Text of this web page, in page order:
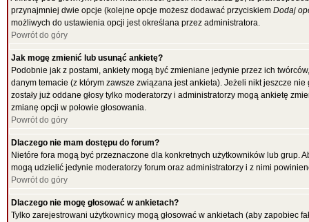
przynajmniej dwie opcje (kolejne opcje możesz dodawać przyciskiem Dodaj
możliwych do ustawienia opcji jest określana przez administratora.
Powrót do góry
Jak mogę zmienić lub usunąć ankietę?
Podobnie jak z postami, ankiety mogą być zmieniane jedynie przez ich
danym temacie (z którym zawsze związana jest ankieta). Jeżeli nikt jeszcze
zostały już oddane głosy tylko moderatorzy i administratorzy mogą ankietę
zmianę opcji w połowie głosowania.
Powrót do góry
Dlaczego nie mam dostępu do forum?
Nietóre fora mogą być przeznaczone dla konkretnych użytkowników lub grup.
mogą udzielić jedynie moderatorzy forum oraz administratorzy i z nimi
Powrót do góry
Dlaczego nie mogę głosować w ankietach?
Tylko zarejestrowani użytkownicy mogą głosować w ankietach (aby zapobiec